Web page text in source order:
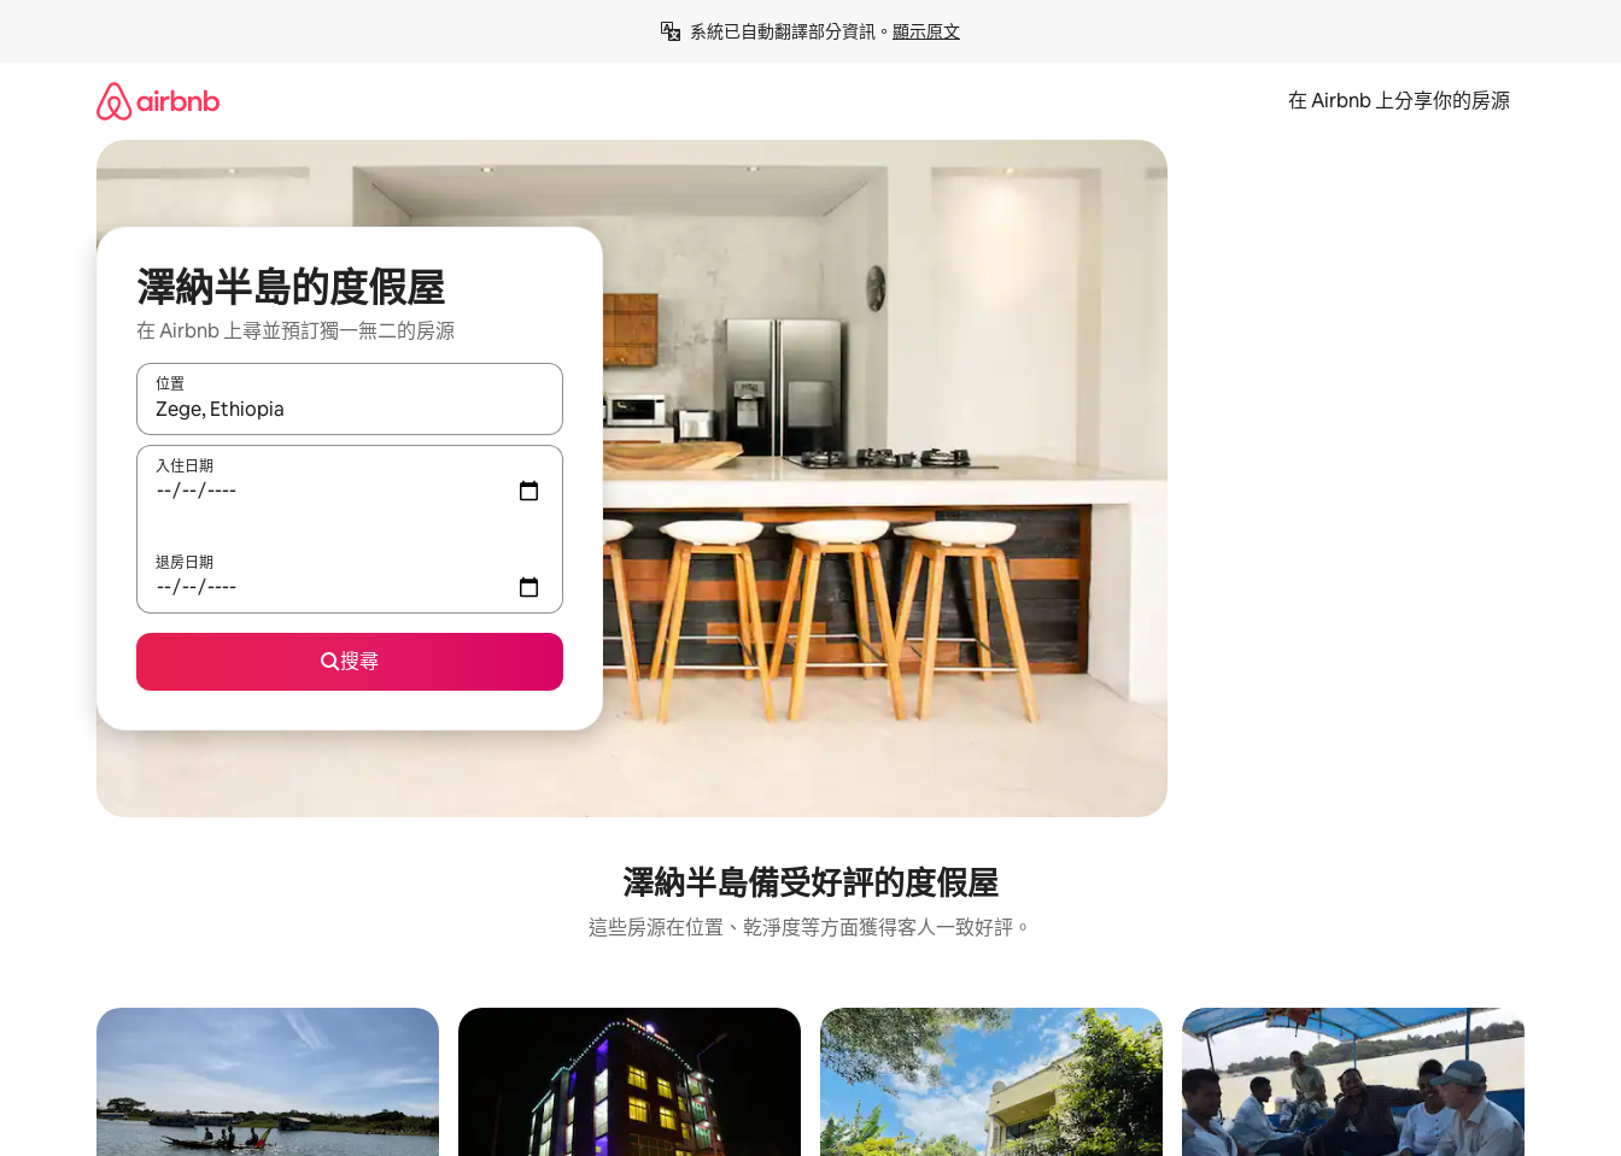
系統已自動翻譯部分資訊。 顯示原文
在 Airbnb 上分享你的房源
澤納半島的度假屋
在 Airbnb 上尋並預訂獨一無二的房源
位置
如有搜尋結果，瀏覽內容時請使用上下箭頭，或輕點、滑動裝置。
入住日期
退房日期
搜尋
澤納半島備受好評的度假屋
這些房源在位置、乾淨度等方面獲得客人一致好評。